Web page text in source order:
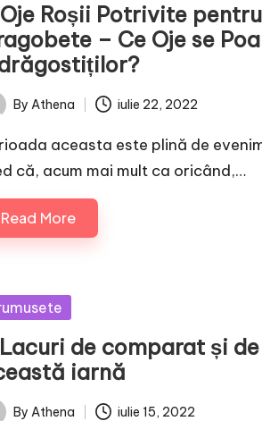
Roșii Potrivite pentru
– Ce Oje se
By Athena iulie 22, 2022
aceasta este plină de
că, acum mai mult ca oricând,…
Read More
de comparat și
iarnă
By Athena iulie 15, 2022